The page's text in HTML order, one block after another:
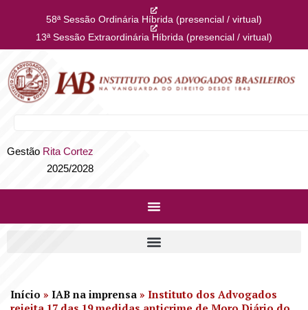
58ª Sessão Ordinária Híbrida (presencial / virtual)
13ª Sessão Extraordinária Híbrida (presencial / virtual)
Gestão Rita Cortez
2025/2028
Início » IAB na imprensa » Instituto dos Advogados